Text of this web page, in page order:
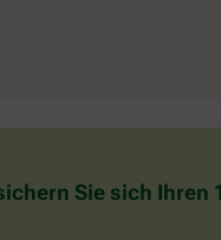
Sie sich